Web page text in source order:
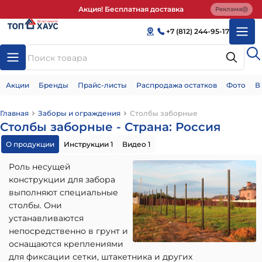
Акция! Бесплатная доставка Реклама
+7 (812) 244-95-17
Акции Бренды Прайс-листы Распродажа остатков Фото
Главная Заборы и ограждения Столбы заборные
Столбы заборные - Страна: Россия
О продукции Инструкции 1 Видео 1
Роль несущей
конструкции для забора
выполняют специальные
столбы. Они
устанавливаются
непосредственно в грунт и
оснащаются креплениями
для фиксации сетки, штакетника и других